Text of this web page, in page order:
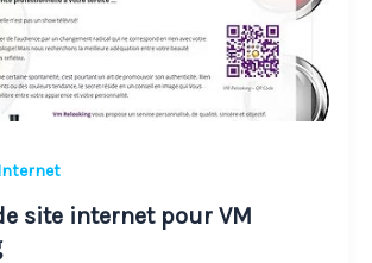
site internet pour VM